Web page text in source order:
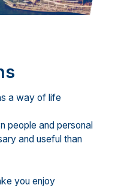
a way of life
people and personal
and useful than
you enjoy